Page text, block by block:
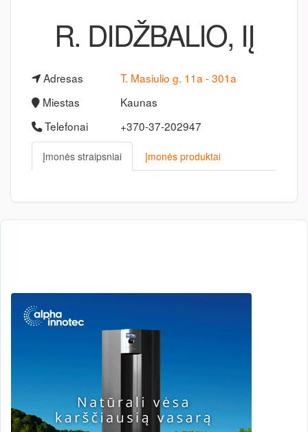
R. DIDŽBALIO, IĮ
Adresas
T. Masiulio g. 11a - 301a
Miestas
Kaunas
Telefonai
+370-37-202947
Įmonės straipsniai Įmonės produktai